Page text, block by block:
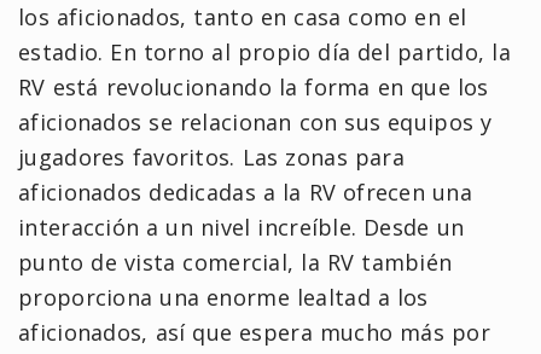
los aficionados, tanto en casa como en el
estadio. En torno al propio día del partido, la
RV está revolucionando la forma en que los
aficionados se relacionan con sus equipos y
jugadores favoritos. Las zonas para
aficionados dedicadas a la RV ofrecen una
interacción a un nivel increíble. Desde un
punto de vista comercial, la RV también
proporciona una enorme lealtad a los
aficionados, así que espera mucho más por